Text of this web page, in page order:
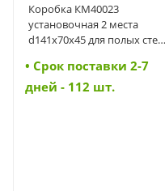
Коробка КМ40023
установочная 2 места
d141х70x45 для полых стен
металлическая лапка
(UKG20-141-070-045-M)
• Cрок поставки 2-7
дней - 112 шт.